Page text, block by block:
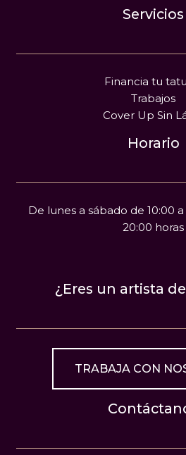
Servicios
Financia tu
Trabajos
Cover Up Sin
Horario
De lunes a sábado de 10:00 a
20:00 horas
¿Eres un artista
TRABAJA CON